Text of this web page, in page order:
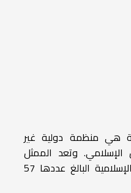
هي منظمة دولية غير
وتعد الممثل
الأكبر للقطاع الخاص في الدول الإسلامية البالغ عددها 57